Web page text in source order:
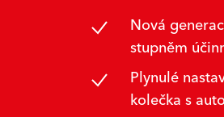
Nová
stupněm
Plynulé
kolečka s